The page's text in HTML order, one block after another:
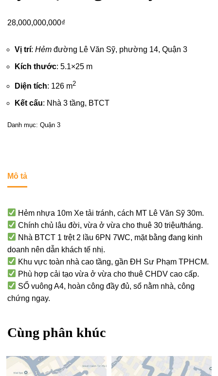
28,000,000,000₫
Vị trí: Hẻm đường Lê Văn Sỹ, phường 14, Quận 3
Kích thước: 5.1×25 m
Diện tích: 126 m2
Kết cấu: Nhà 3 tầng, BTCT
Danh mục: Quận 3
Mô tả
Hẻm nhựa 10m Xe tải tránh, cách MT Lê Văn Sỹ 30m.
Chính chủ lâu đời, vừa ở vừa cho thuê 30 triệu/tháng.
Nhà BTCT 1 trệt 2 lầu 6PN 7WC, mặt bằng đang kinh
doanh nên dẫn khách tế nhị.
Khu vực toàn nhà cao tầng, gần ĐH Sư Phạm TPHCM.
Phù hợp cải tạo vừa ở vừa cho thuê CHDV cao cấp.
SỔ vuông A4, hoàn công đầy đủ, sổ nằm nhà, công
chứng ngay.
Cùng phân khúc